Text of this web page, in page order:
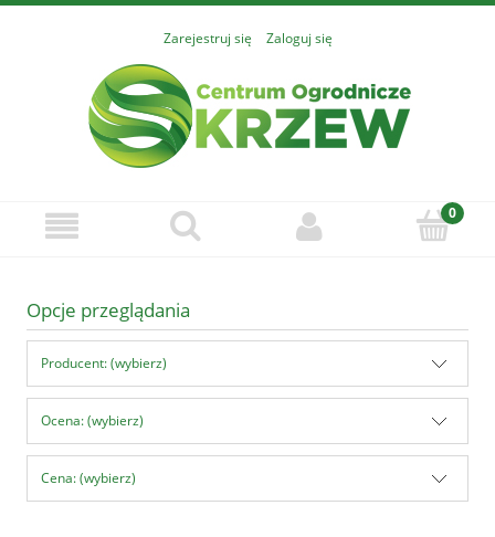
Zarejestruj się Zaloguj się
Opcje przeglądania
Producent: (wybierz)
Ocena: (wybierz)
Cena: (wybierz)